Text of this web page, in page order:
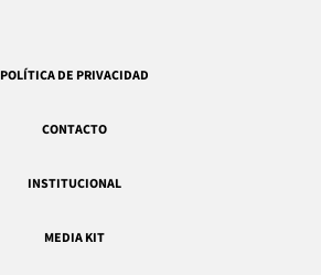
POLÍTICA DE PRIVACIDAD
CONTACTO
INSTITUCIONAL
MEDIA KIT